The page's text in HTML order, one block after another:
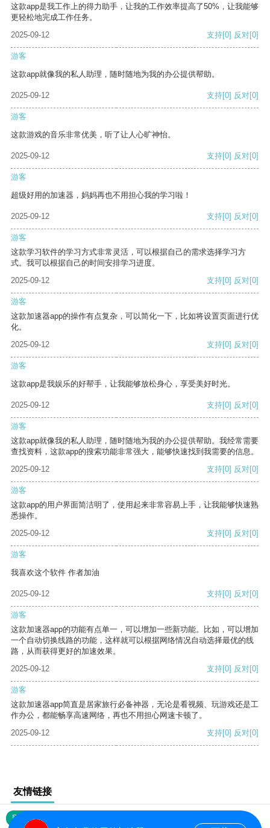
这款app是我工作上的得力助手，让我的工作效率提高了50%，让我能够
更轻松地完成工作任务。
2025-09-12
支持[0] 反对[0]
游客
这款app就像我的私人助理，随时随地为我的办公提供帮助。
2025-09-12 支持[0] 反对[0]
游客
这款游戏的音乐非常优美，听了让人心旷神怡。
2025-09-12 支持[0] 反对[0]
游客
超级好用的加速器，妈妈再也不用担心我的学习啦！
2025-09-12 支持[0] 反对[0]
游客
这款学习软件的学习方式非常灵活，可以根据自己的需求选择学习方
式。我可以根据自己的时间安排学习进度。
2025-09-12
支持[0] 反对[0]
游客
这款加速器app的操作有点复杂，可以简化一下，比如将设置页面进行优
化。
2025-09-12
支持[0] 反对[0]
游客
这款app是我娱乐的好帮手，让我能够放松身心，享受美好时光。
2025-09-12 支持[0] 反对[0]
游客
这款app就像我的私人助理，随时随地为我的办公提供帮助。我经常需要
查找资料，这款app的搜索功能非常强大，能够快速找到我需要的信息。
2025-09-12
支持[0] 反对[0]
游客
这款app的用户界面简洁明了，使用起来非常容易上手，让我能够快速熟
悉操作。
2025-09-12
支持[0] 反对[0]
游客
我喜欢这个软件 作者加油
2025-09-12 支持[0] 反对[0]
游客
这款加速器app的功能有点单一，可以增加一些新功能。比如，可以增加
一个自动切换线路的功能，这样就可以根据网络情况自动选择最优的线
路，从而获得更好的加速效果。
2025-09-12
支持[0] 反对[0]
游客
这款加速器app简直是居家旅行必备神器，无论是看视频、玩游戏还是工
作办公，都能畅享高速网络，再也不用担心网速卡顿了。
2025-09-12
支持[0] 反对[0]
友情链接
网站地图